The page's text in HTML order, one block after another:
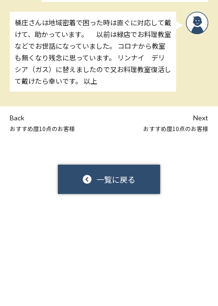
桶庄さんは地域密着で困った時は直ぐに対応して戴
けて、助かっています。 以前は緑店でお料理教室
などでお世話になっていました。 コロナから教室
も無くなり残念に思っています。 リンナイ デリ
シア（ガス）に替えましたので又お料理教室復活し
て戴けたら幸いです。 以上
Back
おすすめ度10点のお客様
一覧に戻る
Next
おすすめ度10点のお客様